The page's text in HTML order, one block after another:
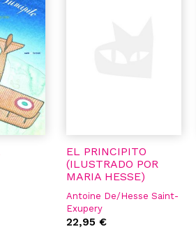
EL PRINCIPITO
(ILUSTRADO POR
MARIA HESSE)
Antoine De/Hesse Saint-
Exupery
22,95 €